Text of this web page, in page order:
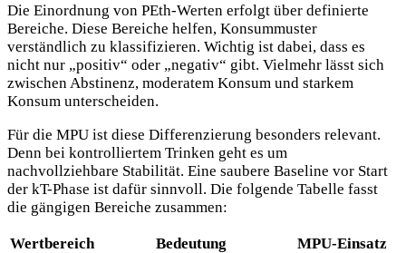
Die Einordnung von PEth-Werten erfolgt über definierte
Bereiche. Diese Bereiche helfen, Konsummuster
verständlich zu klassifizieren. Wichtig ist dabei, dass es
nicht nur „positiv“ oder „negativ“ gibt. Vielmehr lässt sich
zwischen Abstinenz, moderatem Konsum und starkem
Konsum unterscheiden.
Für die MPU ist diese Differenzierung besonders relevant.
Denn bei kontrolliertem Trinken geht es um
nachvollziehbare Stabilität. Eine saubere Baseline vor Start
der kT-Phase ist dafür sinnvoll. Die folgende Tabelle fasst
die gängigen Bereiche zusammen:
Wertbereich Bedeutung
MPU-Einsatz